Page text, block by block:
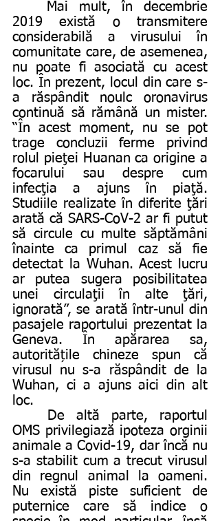
2019 există o transmitere
considerabilă a virusului în
comunitate care, de asemenea,
nu poate fi asociată cu acest
loc. În prezent, locul din care s-
a răspândit noulc oronavirus
continuă să rămână un mister.
“În acest moment, nu se pot
trage concluzii ferme privind
rolul pieţei Huanan ca origine a
focarului sau despre cum
infecţia a ajuns în piaţă.
Studiile realizate în diferite ţări
arată că SARS-CoV-2 ar fi putut
să circule cu multe săptămâni
înainte ca primul caz să fie
detectat la Wuhan. Acest lucru
ar putea sugera posibilitatea
unei circulaţii în alte ţări,
ignorată”, se arată într-unul din
pasajele raportului prezentat la
Geneva. În apărarea sa,
autoritățile chineze spun că
virusul nu s-a răspândit de la
Wuhan, ci a ajuns aici din alt
loc.
OMS privilegiază ipoteza orginii
animale a Covid-19, dar încă nu
s-a stabilit cum a trecut virusul
din regnul animal la oameni.
Nu există piste suficient de
puternice care să indice o